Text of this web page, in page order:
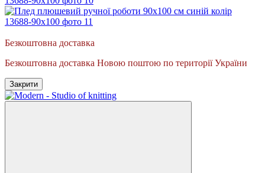
Безкоштовна доставка
Безкоштовна доставка Новою поштою по території України
Закрити